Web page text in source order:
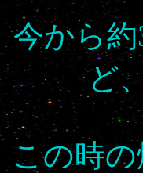
今から
ど
この時